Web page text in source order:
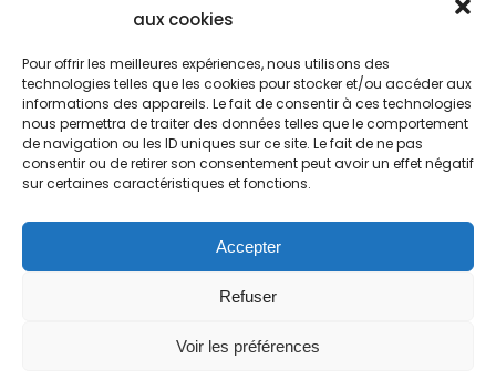
aux cookies
Pour offrir les meilleures expériences, nous utilisons des
technologies telles que les cookies pour stocker et/ou accéder aux
informations des appareils. Le fait de consentir à ces technologies
nous permettra de traiter des données telles que le comportement
de navigation ou les ID uniques sur ce site. Le fait de ne pas
consentir ou de retirer son consentement peut avoir un effet négatif
sur certaines caractéristiques et fonctions.
Accepter
Refuser
Voir les préférences
Équipe
Carrières
Contact
Liens utiles
Politique de Cookies (EU)